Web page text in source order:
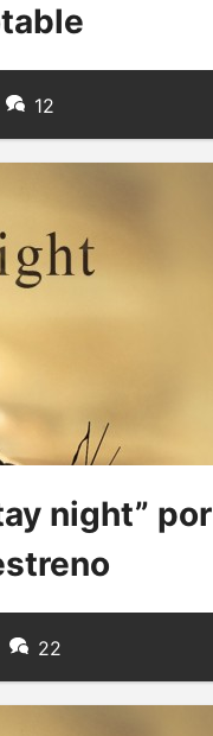
12
night” por
22